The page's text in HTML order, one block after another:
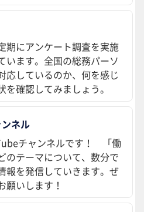
期にアンケート調査を実施
います。全国の総務パーソ
応しているのか、何を感じ
確認してみましょう。
ネル
チャンネルです！ 「働
のテーマについて、数分で
報を発信していきます。ぜ
願いします！